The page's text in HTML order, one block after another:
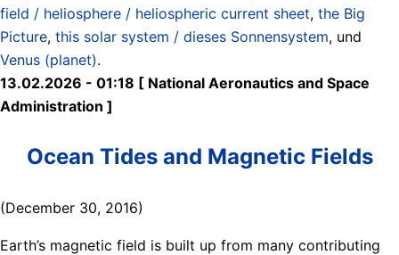
field / heliosphere / heliospheric current sheet, the Big
Picture, this solar system / dieses Sonnensystem, und
Venus (planet).
13.02.2026 - 01:18 [ National Aeronautics and Space
Administration ]
Ocean Tides and Magnetic Fields
(December 30, 2016)
Earth’s magnetic field is built up from many contributing